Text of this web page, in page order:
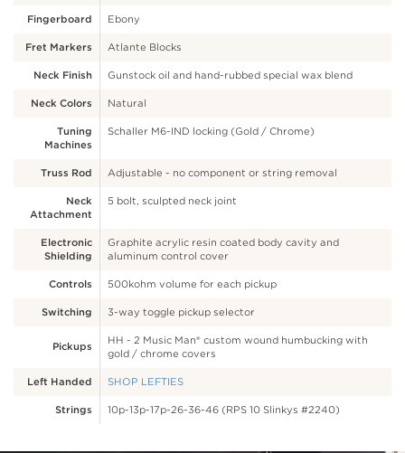
Fingerboard Ebony
Fret Markers Atlante Blocks
Neck Finish Gunstock oil and hand-rubbed special wax blend
Neck Colors Natural
Tuning
Machines
Schaller M6-IND locking (Gold / Chrome)
Truss Rod Adjustable - no component or string removal
Neck
Attachment
5 bolt, sculpted neck joint
Electronic
Shielding
Graphite acrylic resin coated body cavity and
aluminum control cover
Controls 500kohm volume for each pickup
Switching 3-way toggle pickup selector
Pickups
HH - 2 Music Man® custom wound humbucking with
gold / chrome covers
Left Handed SHOP LEFTIES
Strings 10p-13p-17p-26-36-46 (RPS 10 Slinkys #2240)